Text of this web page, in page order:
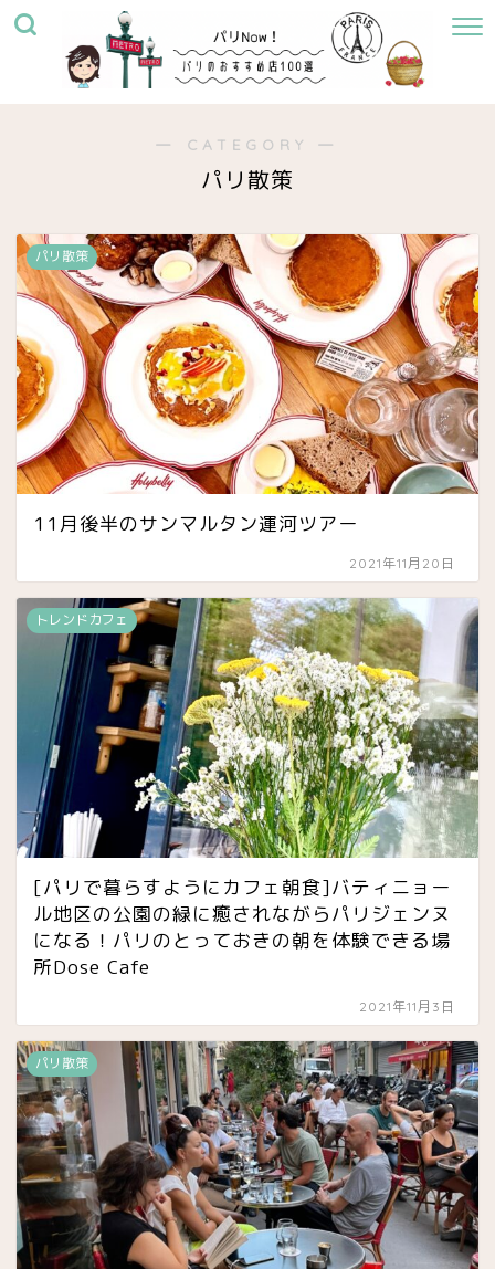
― CATEGORY ―
パリ散策
パリ散策
11月後半のサンマルタン運河ツアー
2021年11月20日
トレンドカフェ
[パリで暮らすようにカフェ朝食]バティニョー
ル地区の公園の緑に癒されながらパリジェンヌ
になる！パリのとっておきの朝を体験できる場
所Dose Cafe
2021年11月3日
パリ散策